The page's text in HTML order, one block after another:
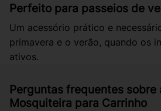
Perfeito para passeios de
Um acessório prático e
primavera e o verão, quando os
ativos.
Perguntas frequentes sobre
Mosquiteira para Carrinho